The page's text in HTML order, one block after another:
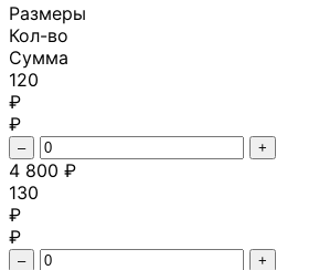
Размеры
Кол-во
Сумма
120
₽
₽
– +
4 800 ₽
130
₽
₽
– +